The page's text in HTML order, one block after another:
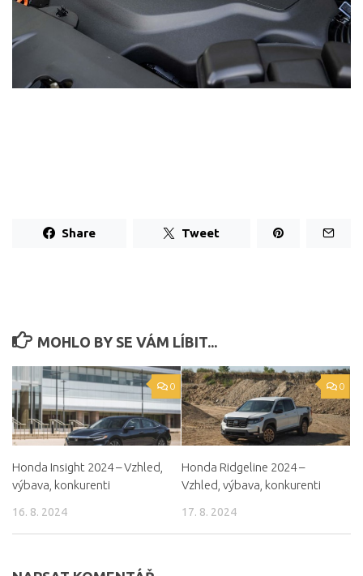
Share Tweet
MOHLO BY SE VÁM LÍBIT...
0
Honda Insight 2024 – Vzhled,
výbava, konkurenti
16. 8. 2024
0
Honda Ridgeline 2024 –
Vzhled, výbava, konkurenti
17. 8. 2024